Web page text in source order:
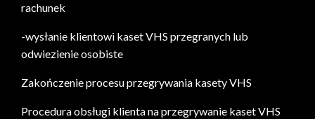
rachunek
-wysłanie klientowi kaset VHS przegranych lub
odwiezienie osobiste
Zakończenie procesu przegrywania kasety VHS
Procedura obsługi klienta na przegrywanie kaset VHS